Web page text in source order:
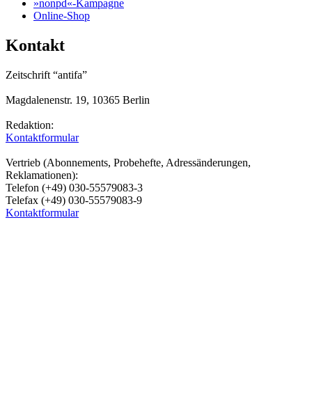
»nonpd«-Kampagne
Online-Shop
Kontakt
Zeitschrift “antifa”
Magdalenenstr. 19, 10365 Berlin
Redaktion:
Kontaktformular
Vertrieb (Abonnements, Probehefte, Adressänderungen,
Reklamationen):
Telefon (+49) 030-55579083-3
Telefax (+49) 030-55579083-9
Kontaktformular